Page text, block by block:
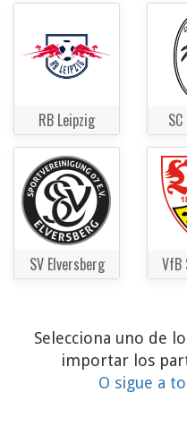
RB Leipzig
SV Elversberg
Selecciona uno de
importar los
O sigue a